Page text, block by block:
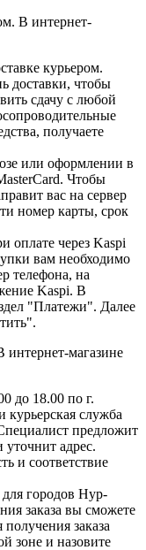
В интернет-
курьером.
доставки, чтобы
сдачу с любой
получаете
или оформлении в
Чтобы
вас на сервер
номер карты, срок
оплате через Kaspi
вам необходимо
телефона, на
Kaspi. В
"Платежи". Далее
интернет-магазине
до 18.00 по г.
служба
предложит
уточнит адрес.
и соответствие
городов Нур-
заказа вы сможете
получения заказа
зоне и назовите